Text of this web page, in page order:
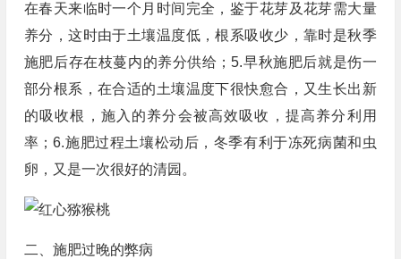
在春天来临时一个月时间完全，鉴于花芽及花芽需大量
养分，这时由于土壤温度低，根系吸收少，靠时是秋季
施肥后存在枝蔓内的养分供给；5.早秋施肥后就是伤一
部分根系，在合适的土壤温度下很快愈合，又生长出新
的吸收根，施入的养分会被高效吸收，提高养分利用
率；6.施肥过程土壤松动后，冬季有利于冻死病菌和虫
卵，又是一次很好的清园。
二、施肥过晚的弊病